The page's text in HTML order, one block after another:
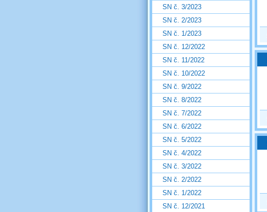
SN č. 3/2023
SN č. 2/2023
SN č. 1/2023
SN č. 12/2022
SN č. 11/2022
SN č. 10/2022
SN č. 9/2022
SN č. 8/2022
SN č. 7/2022
SN č. 6/2022
SN č. 5/2022
SN č. 4/2022
SN č. 3/2022
SN č. 2/2022
SN č. 1/2022
SN č. 12/2021